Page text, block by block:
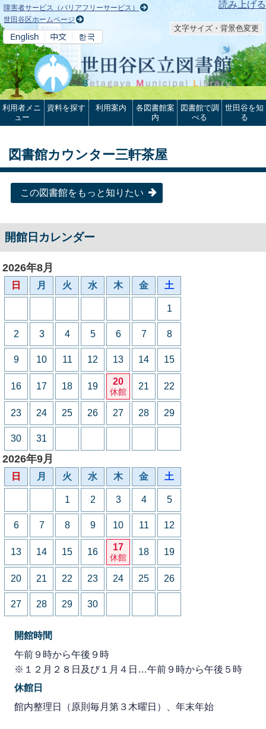
本文へ 読み上げる
障害者サービス（バリアフリーサービス）
世田谷区ホームページ
文字サイズ・背景色変更
利用者メニ
ュー
資料を探す 利用案内
各図書館案
内
図書館で調
べる
世田谷を知
る
図書館カウンター三軒茶屋
この図書館をもっと知りたい
開館日カレンダー
2026年8月
日 月 火 水 木 金 土
1
2 3 4 5 6 7 8
9 10 11 12 13 14 15
16 17 18 19 20
休館
21 22
23 24 25 26 27 28 29
30 31
2026年9月
日 月 火 水 木 金 土
1 2 3 4 5
6 7 8 9 10 11 12
13 14 15 16 17
休館
18 19
20 21 22 23 24 25 26
27 28 29 30
開館時間
午前９時から午後９時
※１２月２８日及び１月４日…午前９時から午後５時
休館日
館内整理日（原則毎月第３木曜日）、年末年始